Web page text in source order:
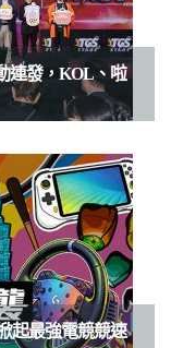
連發，KOL、啦
起最強電競競速